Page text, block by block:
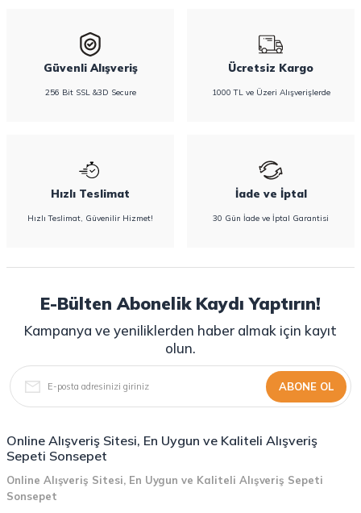
Güvenli Alışveriş
256 Bit SSL &3D Secure
Ücretsiz Kargo
1000 TL ve Üzeri Alışverişlerde
Hızlı Teslimat
Hızlı Teslimat, Güvenilir Hizmet!
İade ve İptal
30 Gün İade ve İptal Garantisi
E-Bülten Abonelik Kaydı Yaptırın!
Kampanya ve yeniliklerden haber almak için kayıt
olun.
ABONE OL
Online Alışveriş Sitesi, En Uygun ve Kaliteli Alışveriş
Sepeti Sonsepet
Online Alışveriş Sitesi, En Uygun ve Kaliteli Alışveriş Sepeti
Sonsepet